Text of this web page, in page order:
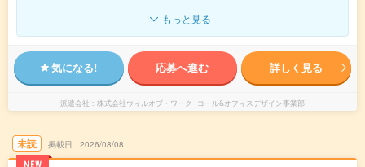
もっと見る
気になる! 応募へ進む 詳しく見る
派遣会社 株式会社ウィルオブ・ワーク コール&オフィスデザイン事業部
未読
NEW
掲載日 2026/08/08